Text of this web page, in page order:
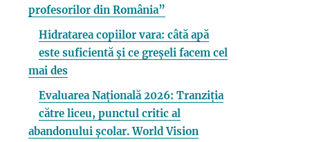
profesorilor din România”
Hidratarea copiilor vara: câtă apă
este suficientă și ce greșeli facem cel
mai des
Evaluarea Națională 2026: Tranziția
către liceu, punctul critic al
abandonului școlar. World Vision